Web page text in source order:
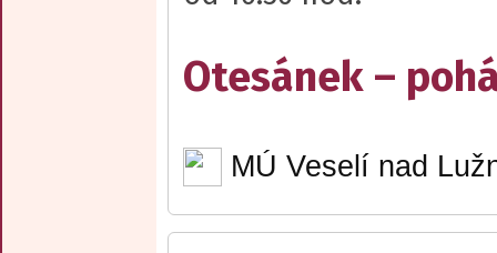
Otesánek –
MÚ Veselí nad